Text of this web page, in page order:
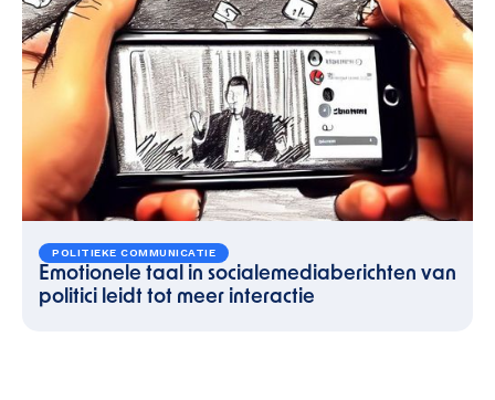
POLITIEKE COMMUNICATIE
Emotionele taal in socialemediaberichten van
politici leidt tot meer interactie